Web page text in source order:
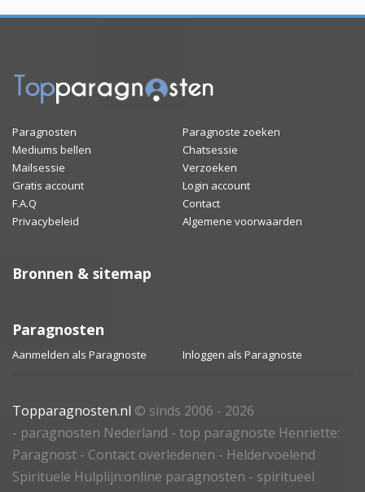
Paragnosten
Paragnoste zoeken
Mediums bellen
Chatsessie
Mailsessie
Verzoeken
Gratis account
Login account
F.A.Q
Contact
Privacybeleid
Algemene voorwaarden
Bronnen & sitemap
Paragnosten
Aanmelden als Paragnoste Inloggen als Paragnoste
Topparagnosten.nl © sinds 2006 - 2026
- paragnosten Nederland - top paragnoste Henriette:
Paragnost - Contact overledenen - Heldervoelend
Spirituele Hulplijn:online paragnosten - spiritueel